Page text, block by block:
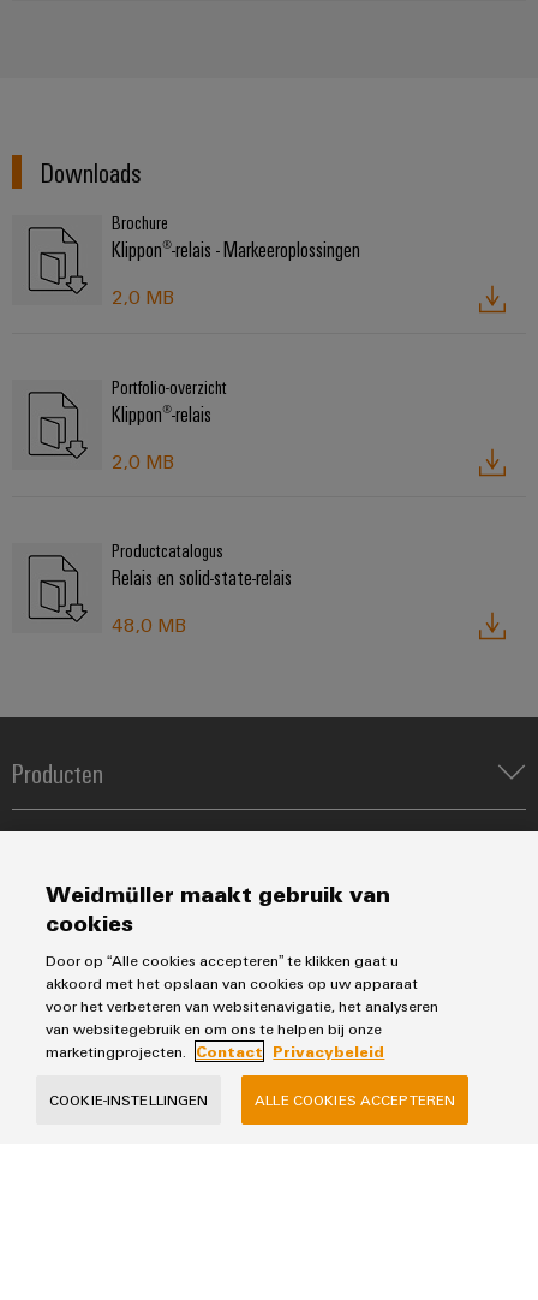
Digitale
Downloads
Brochure
Klippon®-relais - Markeeroplossingen
2,0 MB
Portfolio-overzicht
Klippon®-relais
2,0 MB
Productcatalogus
Relais en solid-state-relais
48,0 MB
Producten
Klemmenstroken
Industrial Ethernet
Tools
Printer
Automatisering
Werkplekoplossingen
Industriële IoT
Industrial Analytics
PV oplossingen
Power-to-X en waterstof
Service
Assembled terminal rails
Fast Delivery Service
Weidmueller configurator
Technische ondersteuning
Verkoop
Team
Prijslijst
Privacybeleid
Contact
Weidmüller maakt gebruik van
cookies
Door op “Alle cookies accepteren” te klikken gaat u
akkoord met het opslaan van cookies op uw apparaat
voor het verbeteren van websitenavigatie, het analyseren
van websitegebruik en om ons te helpen bij onze
marketingprojecten.
Contact Privacybeleid
COOKIE-INSTELLINGEN ALLE COOKIES ACCEPTEREN